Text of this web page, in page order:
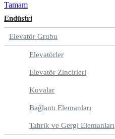
Tamam
Endüstri
Elevatör Grubu
Elevatörler
Elevatör Zincirleri
Kovalar
Bağlantı Elemanları
Tahrik ve Gergi Elemanları